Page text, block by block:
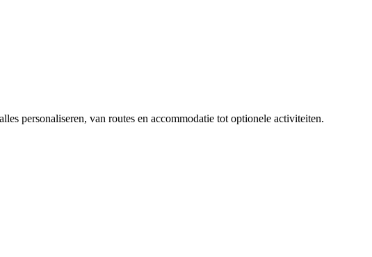
personaliseren, van routes en accommodatie tot optionele activiteiten.